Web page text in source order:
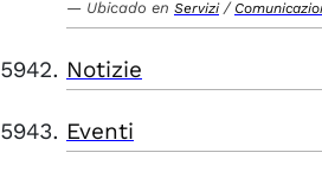
Ubicado en Servizi /
Notizie
Eventi